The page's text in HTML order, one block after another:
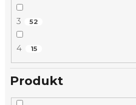
3 52
4 15
Produkt